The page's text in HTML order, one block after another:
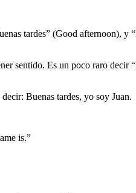
tardes” (Good afternoon), y
sentido. Es un poco raro decir
Buenas tardes, yo soy Juan.
is.”